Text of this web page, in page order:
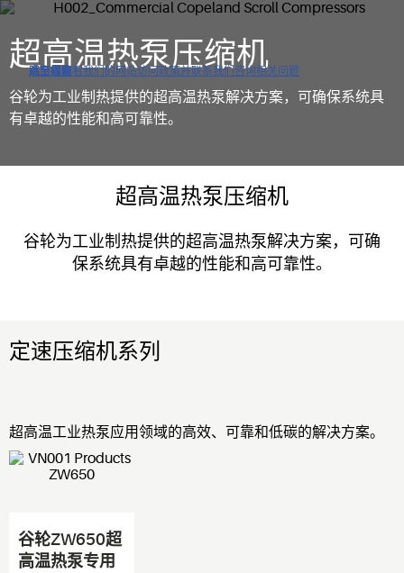
点击以查看我们的网站访问政策并联系我们咨询相关问题
跳至导航
跳至内容
跳至搜索
超高温热泵压缩机
谷轮为工业制热提供的超高温热泵解决方案，可确保系统具
有卓越的性能和高可靠性。
超高温热泵压缩机
谷轮为工业制热提供的超高温热泵解决方案，可确
保系统具有卓越的性能和高可靠性。
定速压缩机系列
超高温工业热泵应用领域的高效、可靠和低碳的解决方案。
谷轮ZW650超
高温热泵专用